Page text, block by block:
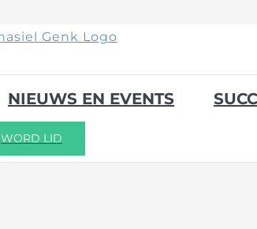
NIEUWS EN EVENTS
WORD LID